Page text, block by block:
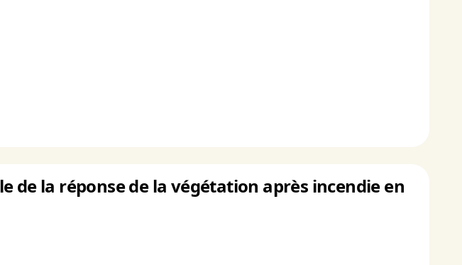
de la réponse de la végétation après incendie en